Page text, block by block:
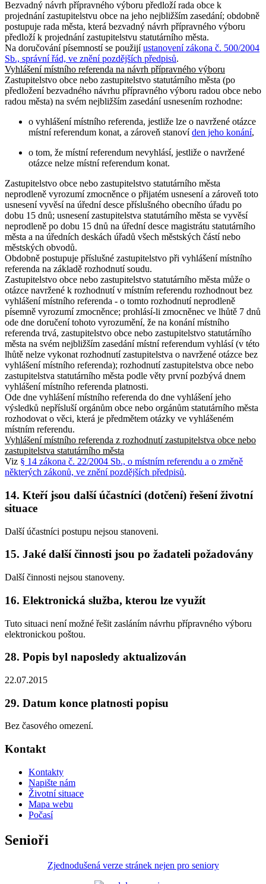
Bezvadný návrh přípravného výboru předloží rada obce k
projednání zastupitelstvu obce na jeho nejbližším zasedání; obdobně
postupuje rada města, která bezvadný návrh přípravného výboru
předloží k projednání zastupitelstvu statutárního města.
Na doručování písemností se použijíustanovení zákona č. 500/2004
Sb., správní řád, ve znění pozdějších předpisů.
Vyhlášení místního referenda na návrh přípravného výboru
Zastupitelstvo obce nebo zastupitelstvo statutárního města (po
předložení bezvadného návrhu přípravného výboru radou obce nebo
radou města) na svém nejbližším zasedání usnesením rozhodne:
o vyhlášení místního referenda, jestliže lze o navržené otázce
místní referendum konat, a zároveň stanovíden jeho konání,
o tom, že místní referendum nevyhlásí, jestliže o navržené
otázce nelze místní referendum konat.
Zastupitelstvo obce nebo zastupitelstvo statutárního města
neprodleně vyrozumí zmocněnce o přijatém usnesení a zároveň toto
usnesení vyvěsí na úřední desce příslušného obecního úřadu po
dobu 15 dnů; usnesení zastupitelstva statutárního města se vyvěsí
neprodleně po dobu 15 dnů na úřední desce magistrátu statutárního
města a na úředních deskách úřadů všech městských částí nebo
městských obvodů.
Obdobně postupuje příslušné zastupitelstvo při vyhlášení místního
referenda na základě rozhodnutí soudu.
Zastupitelstvo obce nebo zastupitelstvo statutárního města může o
otázce navržené k rozhodnutí v místním referendu rozhodnout bez
vyhlášení místního referenda - o tomto rozhodnutí neprodleně
písemně vyrozumí zmocněnce; prohlásí-li zmocněnec ve lhůtě 7 dnů
ode dne doručení tohoto vyrozumění, že na konání místního
referenda trvá, zastupitelstvo obce nebo zastupitelstvo statutárního
města na svém nejbližším zasedání místní referendum vyhlásí (v této
lhůtě nelze vykonat rozhodnutí zastupitelstva o navržené otázce bez
vyhlášení místního referenda); rozhodnutí zastupitelstva obce nebo
zastupitelstva statutárního města podle věty první pozbývá dnem
vyhlášení místního referenda platnosti.
Ode dne vyhlášení místního referenda do dne vyhlášení jeho
výsledků nepřísluší orgánům obce nebo orgánům statutárního města
rozhodovat o věci, která je předmětem otázky ve vyhlášeném
místním referendu.
Vyhlášení místního referenda z rozhodnutí zastupitelstva obce nebo
zastupitelstva statutárního města
Viz § 14 zákona č. 22/2004 Sb., o místním referendu a o změně
některých zákonů, ve znění pozdějších předpisů.
14. Kteří jsou další účastníci (dotčení) řešení životní
situace
Další účastníci postupu nejsou stanoveni.
15. Jaké další činnosti jsou po žadateli požadovány
Další činnosti nejsou stanoveny.
16. Elektronická služba, kterou lze využít
Tuto situaci není možné řešit zasláním návrhu přípravného výboru
elektronickou poštou.
28. Popis byl naposledy aktualizován
22.07.2015
29. Datum konce platnosti popisu
Bez časového omezení.
Kontakt
Kontakty
Napište nám
Životní situace
Mapa webu
Počasí
Senioři
Zjednodušená verze stránek nejen pro seniory